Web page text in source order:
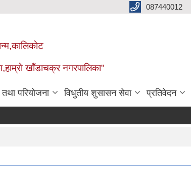
087440012
खाँडाचक्र नगरपालिका"
परियोजना विधुतीय शुसासन सेवा प्रतिवेदन